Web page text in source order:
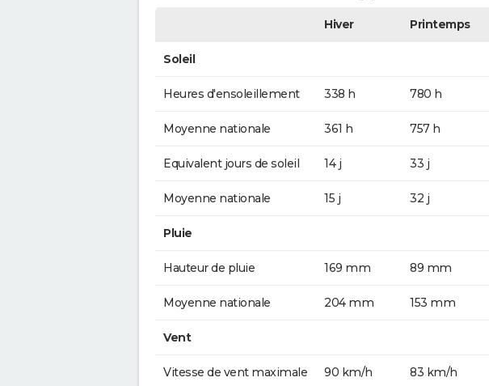
Hiver Printemps
Soleil
Heures d'ensoleillement 338 h 780 h
Moyenne nationale 361 h 757 h
Equivalent jours de soleil 14 j 33 j
Moyenne nationale 15 j 32 j
Pluie
Hauteur de pluie 169 mm 89 mm
Moyenne nationale 204 mm 153 mm
Vent
Vitesse de vent maximale 90 km/h 83 km/h